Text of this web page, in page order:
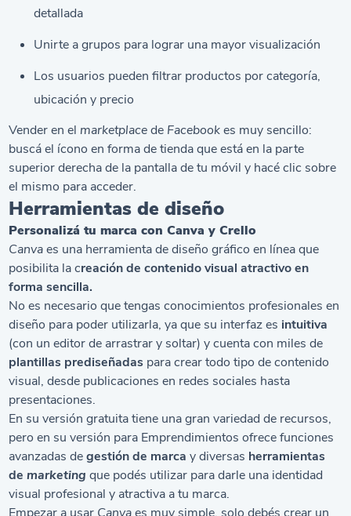
detallada
Unirte a grupos para lograr una mayor visualización
Los usuarios pueden filtrar productos por categoría,
ubicación y precio
Vender en el marketplacede Facebookes muy sencillo:
buscá el ícono en forma de tienda que está en la parte
superior derecha de la pantalla de tu móvil y hacé clic sobre
el mismo para acceder.
Herramientas de diseño
Personalizá tu marca con Canva y Crello
Canvaes una herramienta de diseño gráfico en línea que
posibilita la creación de contenido visual atractivo en
forma sencilla.
No es necesario que tengas conocimientos profesionales en
diseño para poder utilizarla, ya que su interfaz es intuitiva
(con un editor de arrastrar y soltar) y cuenta con miles de
plantillas prediseñadas para crear todo tipo de contenido
visual, desde publicaciones en redes sociales hasta
presentaciones.
En su versión gratuita tiene una gran variedad de recursos,
pero en su versión para Emprendimientos ofrece funciones
avanzadas degestión de marca y diversas herramientas
demarketing que podés utilizar para darle una identidad
visual profesional y atractiva a tu marca.